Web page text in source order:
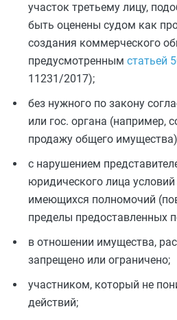
участок третьему лицу,
быть оценены судом как
создания коммерческого
предусмотренным статьей
11231/2017);
без нужного по закону
или гос. органа (например,
продажу общего
с нарушением
юридического лица
имеющихся полномочий
пределы предоставленных
в отношении имущества,
запрещено или ограничено;
участником, который не
действий;